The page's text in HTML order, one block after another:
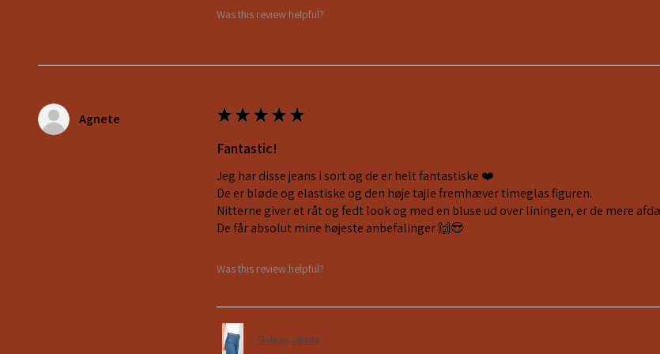
Was this review helpful?
Agnete ★★★★★
Fantastic!
Jeg har disse jeans i sort og de er helt fantastiske ❤️
De er bløde og elastiske og den høje tajle fremhæver timeglas figuren.
Nitterne giver et råt og fedt look og med en bluse ud over liningen, er de mere
De får absolut mine højeste anbefalinger 🙌😎
Was this review helpful?
Galaxy Jeans